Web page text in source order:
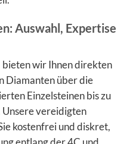
Auswahl, Expertise
wir Ihnen direkten
Diamanten über die
Einzelsteinen bis zu
Unsere vereidigten
kostenfrei und diskret,